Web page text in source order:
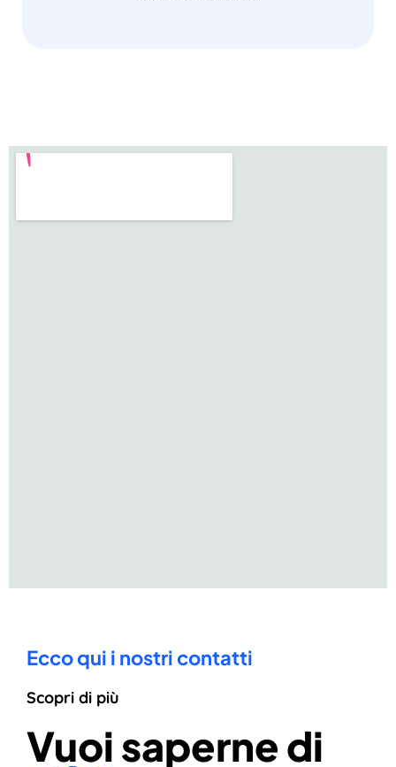
Ecco qui i nostri contatti
Scopri di più
Vuoi saperne di